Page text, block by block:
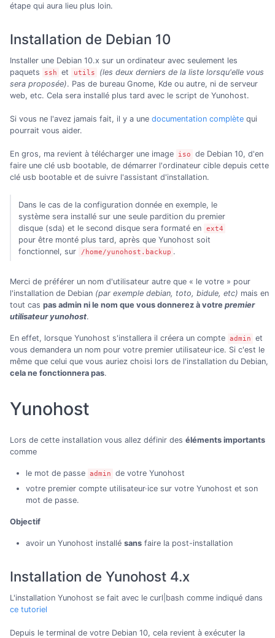
étape qui aura lieu plus loin.
Installation de Debian 10
Installer une Debian 10.x sur un ordinateur avec seulement les
paquets
ssh et utils
(les deux derniers de la liste lorsqu'elle vous
sera proposée). Pas de bureau Gnome, Kde ou autre, ni de serveur
web, etc. Cela sera installé plus tard avec le script de Yunohost.
Si vous ne l'avez jamais fait, il y a une documentation complète qui
pourrait vous aider.
En gros, ma revient à télécharger une image iso
de Debian 10, d'en
faire une clé usb bootable, de démarrer l'ordinateur cible depuis cette
clé usb bootable et de suivre l'assistant d'installation.
Dans le cas de la configuration donnée en exemple, le
système sera installé sur une seule pardition du premier
disque (sda) et le second disque sera formaté en
ext4
pour être monté plus tard, après que Yunohost soit
fonctionnel, sur
/home/yunohost.backup .
Merci de préférer un nom d'utilisateur autre que « le votre » pour
l'installation de Debian (par exemple debian, toto, bidule, etc) mais en
tout cas pas admin ni le nom que vous donnerez à votre premier
utilisateur yunohost.
En effet, lorsque Yunohost s'installera il créera un compte admin
et
vous demandera un nom pour votre premier utilisateur·ice. Si c'est le
même que celui que vous auriez choisi lors de l'installation du Debian,
cela ne fonctionnera pas.
Yunohost
Lors de cette installation vous allez définir des éléments importants
comme
le mot de passe admin
de votre Yunohost
votre premier compte utilisateur·ice sur votre Yunohost et son
mot de passe.
Objectif
avoir un Yunohost installé sansfaire la post-installation
Installation de Yunohost 4.x
L'installation Yunohost se fait avec le curl|bash comme indiqué dans
ce tutoriel
Depuis le terminal de votre Debian 10, cela revient à exécuter la